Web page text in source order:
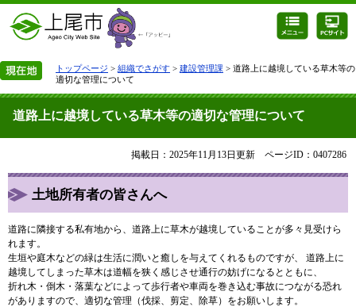
トップページ > 組織でさがす > 建設管理課 > 道路上に越境している草木等の
適切な管理について
道路上に越境している草木等の適切な管理について
掲載日：2025年11月13日更新 ページID：0407286
土地所有者の皆さんへ
道路に隣接する私有地から、道路上に草木が越境していることが多々見受けら
れます。
生垣や庭木などの緑は生活に潤いと癒しを与えてくれるものですが、 道路上に
越境​してしまった草木は道幅を狭く感じさせ通行の妨げになるとともに、
折れ木・倒木・落葉などによって歩行者や車両を巻き込む事故につながる恐れ
がありますので、適切な管理（伐採、剪定、除草）をお願いします。